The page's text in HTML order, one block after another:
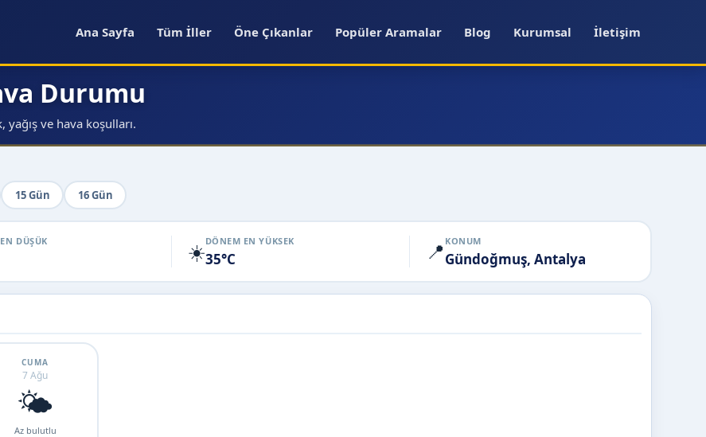
Ana Sayfa Tüm İller Öne Çıkanlar Popüler Aramalar Blog Kurumsal İletişim
Durumu
ve hava koşulları.
15 Gün 16 Gün
DÜŞÜK ☀️DÖNEM EN YÜKSEK
35°C 📍 KONUM
Gündoğmuş, Antalya
CUMA
7 Ağu
🌤️
Az bulutlu